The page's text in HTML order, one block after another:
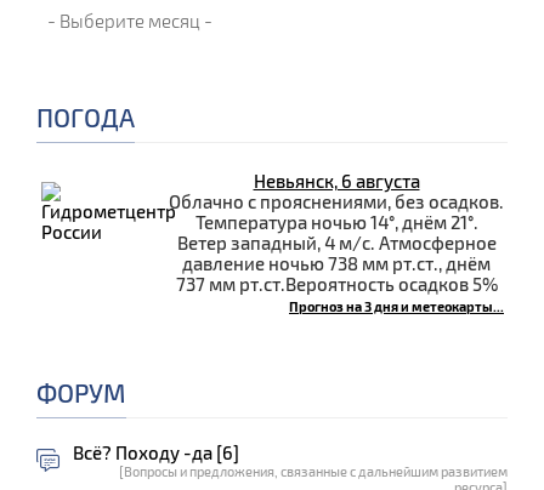
ПОГОДА
Невьянск, 6 августа
Облачно с прояснениями, без осадков.
Температура ночью 14°, днём 21°.
Ветер западный, 4 м/с. Атмосферное
давление ночью 738 мм рт.ст., днём
737 мм рт.ст.Вероятность осадков 5%
Прогноз на 3 дня и метеокарты...
ФОРУМ
Всё? Походу -да [6]
[Вопросы и предложения, связанные с дальнейшим развитием
ресурса]